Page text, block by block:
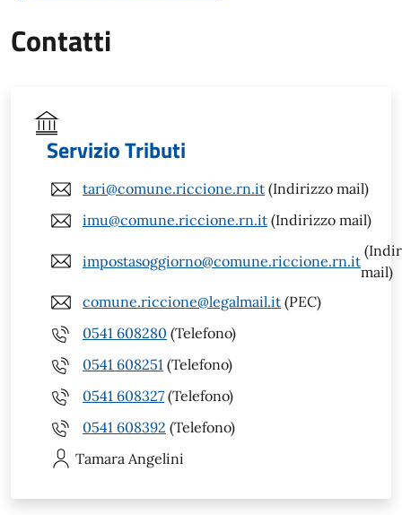
Contatti
Servizio Tributi
tari@comune.riccione.rn.it (Indirizzo mail)
imu@comune.riccione.rn.it (Indirizzo mail)
impostasoggiorno@comune.riccione.rn.it
mail)
comune.riccione@legalmail.it (PEC)
0541 608280 (Telefono)
0541 608251 (Telefono)
0541 608327 (Telefono)
0541 608392 (Telefono)
Tamara Angelini